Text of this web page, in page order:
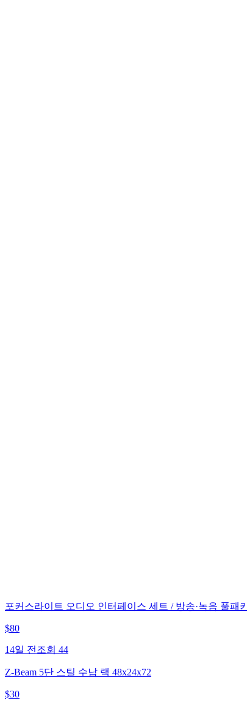
포커스라이트 오디오 인터페이스 세트 / 방송·녹음 풀패
$80
14일 전 조회 44
Z-Beam 5단 스틸 수납 랙 48x24x72
$30